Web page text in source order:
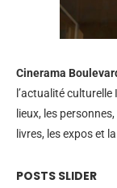
Cinerama
l’actualité
lieux, les
livres, les expos et
POSTS SLIDER